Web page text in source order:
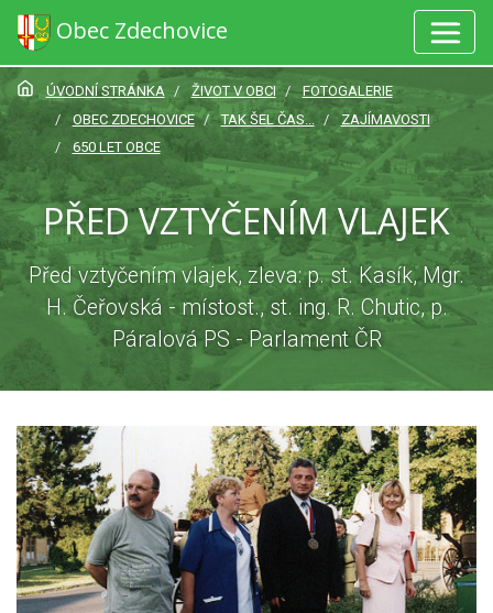
Obec Zdechovice
ÚVODNÍ STRÁNKA ŽIVOT V OBCI
FOTOGALERIE
OBEC ZDECHOVICE
TAK ŠEL ČAS...
ZAJÍMAVOSTI
650 LET OBCE
PŘED VZTYČENÍM VLAJEK
Před vztyčením vlajek, zleva: p. st. Kasík, Mgr.
H. Čeřovská - místost., st. ing. R. Chutic, p.
Páralová PS - Parlament ČR